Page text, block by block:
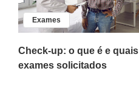
Exames
Check-up: o que é e quais
exames solicitados